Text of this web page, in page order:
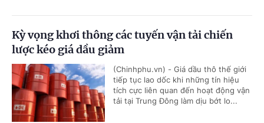
Kỳ vọng khơi thông các tuyến vận tải chiến
lược kéo giá dầu giảm
(Chinhphu.vn) - Giá dầu thô thế giới
tiếp tục lao dốc khi những tín hiệu
tích cực liên quan đến hoạt động vận
tải tại Trung Đông làm dịu bớt lo...